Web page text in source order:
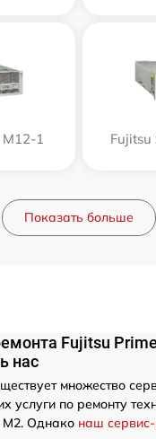
1 Fujitsu
Показать больше
Fujitsu
нас
множество
услуги по ремонту
M2. Однако наш